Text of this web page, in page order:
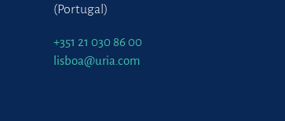
(Portugal)
+351 21 030 86 00
lisboa@uria.com